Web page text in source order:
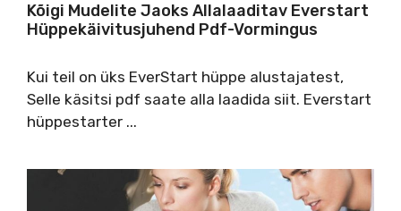
Kõigi Mudelite Jaoks Allalaaditav Everstart
Hüppekäivitusjuhend Pdf-Vormingus
Kui teil on üks EverStart hüppe alustajatest,
Selle käsitsi pdf saate alla laadida siit. Everstart
hüppestarter ...